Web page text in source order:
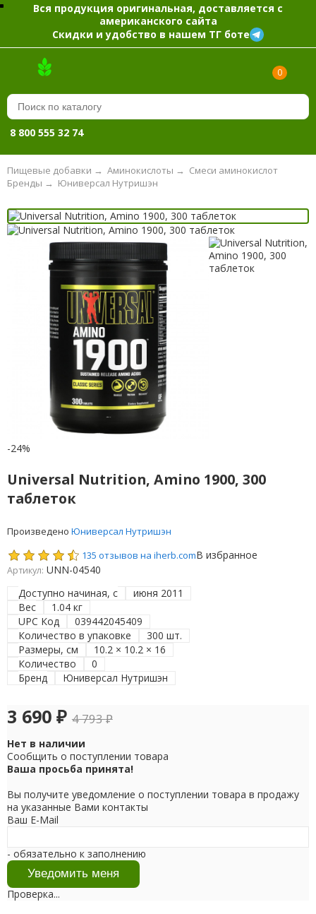
Вся продукция оригинальная, доставляется с
американского сайта
Скидки и удобство в нашем ТГ боте
0
8 800 555 32 74
Пищевые добавки → Аминокислоты → Смеси аминокислот
Юниверсал Нутришэн
Бренды →
-24%
Universal Nutrition, Amino 1900, 300
таблеток
Произведено Юниверсал Нутришэн
135 отзывов на iherb.comВ избранное
Артикул: UNN-04540
Доступно начиная, с
июня 2011
Вес
1.04 кг
UPC Код
039442045409
Количество в упаковке
300 шт.
Размеры, см
10.2 × 10.2 × 16
Количество
0
Бренд
Юниверсал Нутришэн
3 690 ₽ 4 793₽
Нет в наличии
Сообщить о поступлении товара
Ваша просьба принята!
Вы получите уведомление о поступлении товара в продажу
на указанные Вами контакты
Ваш E-Mail
- обязательно к заполнению
Проверка...